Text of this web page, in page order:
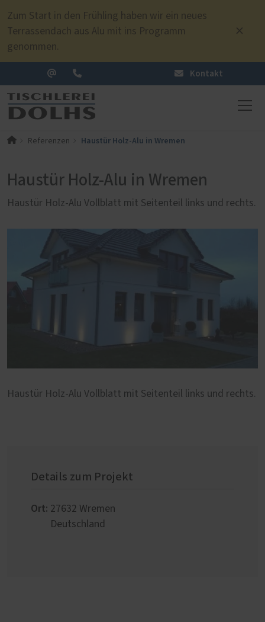
Zum Start in den Frühling haben wir ein neues
Terrassendach aus Alu mit ins Programm
genommen.
Kontakt
Referenzen Haustür Holz-Alu in Wremen
Haustür Holz-Alu in Wremen
Haustür Holz-Alu Vollblatt mit Seitenteil links und rechts.
Haustür Holz-Alu Vollblatt mit Seitenteil links und rechts.
Details zum Projekt
Ort: 27632 Wremen
Deutschland